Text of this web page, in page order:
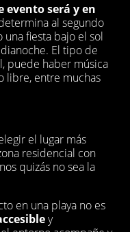
evento será y en
al segundo
fiesta bajo el sol
El tipo de
puede haber música
libre, entre muchas
el lugar más
residencial con
quizás no sea la
en una playa no es
y